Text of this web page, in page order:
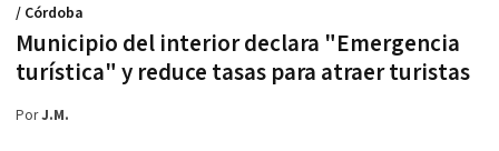
Municipio del interior declara "Emergencia
turística" y reduce tasas para atraer turistas
/ Córdoba
PorJ.M.